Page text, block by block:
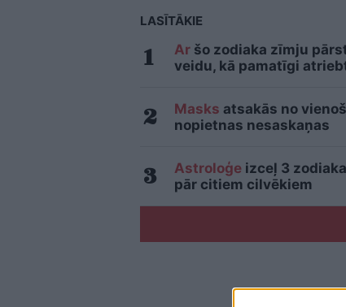
LASĪTĀKIE
Ar šo zodiaka zīmju
veidu, kā pamatīgi
Masks atsakās no
nopietnas nesaskaņas
Astroloģe izceļ 3
pār citiem cilvēkiem